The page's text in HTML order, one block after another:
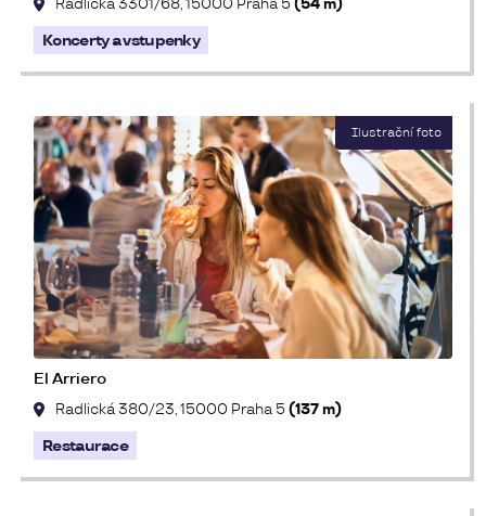
Radlická 3301/68, 15000 Praha 5(54 m)
Koncerty a vstupenky
El Arriero
Radlická 380/23, 15000 Praha 5(137 m)
Restaurace